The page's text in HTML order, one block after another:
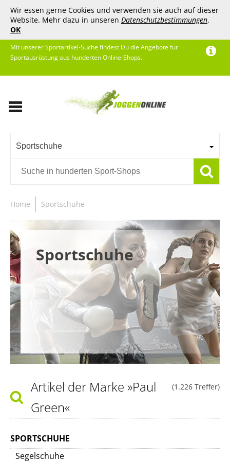
Wir essen gerne Cookies und verwenden sie auch auf dieser
Website. Mehr dazu in unseren Datenschutzbestimmungen.
OK
Mit unserer Sportartikel-Suche findest Du die Angebote für
Sportausrüstung aus hunderten Online-Shops.
Sportschuhe
Home Sportschuhe
Sportschuhe
(1.226 Treffer)
Artikel der Marke »Paul
Green«
SPORTSCHUHE
Segelschuhe